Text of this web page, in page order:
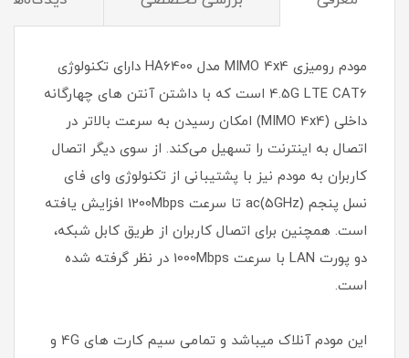
مودم رومیزی MIMO 4x4 مدل HA6400 دارای تکنولوژی
4.5G LTE CAT6 است که با داشتن آنتن های چهارگانه
داخلی (MIMO 4x4) امکان رسیدن به سرعت بالاتر در
اتصال به اینترنت را تسهیل می‌کند. از سوی دیگر اتصال
کاربران به مودم نیز با پشتیبانی از تکنولوژی وای فای
نسل پنجم (5GHz)ac تا سرعت 1200Mbps افزایش یافته
است. همچنین برای اتصال کاربران از طریق کابل شبکه،
دو پورت LAN با سرعت 1000Mbps در نظر گرفته شده
است.
این مودم آنلاک میباشد و تمامی سیم کارت های 4G و